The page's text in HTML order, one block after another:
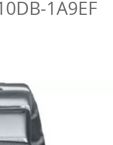
1A9EF